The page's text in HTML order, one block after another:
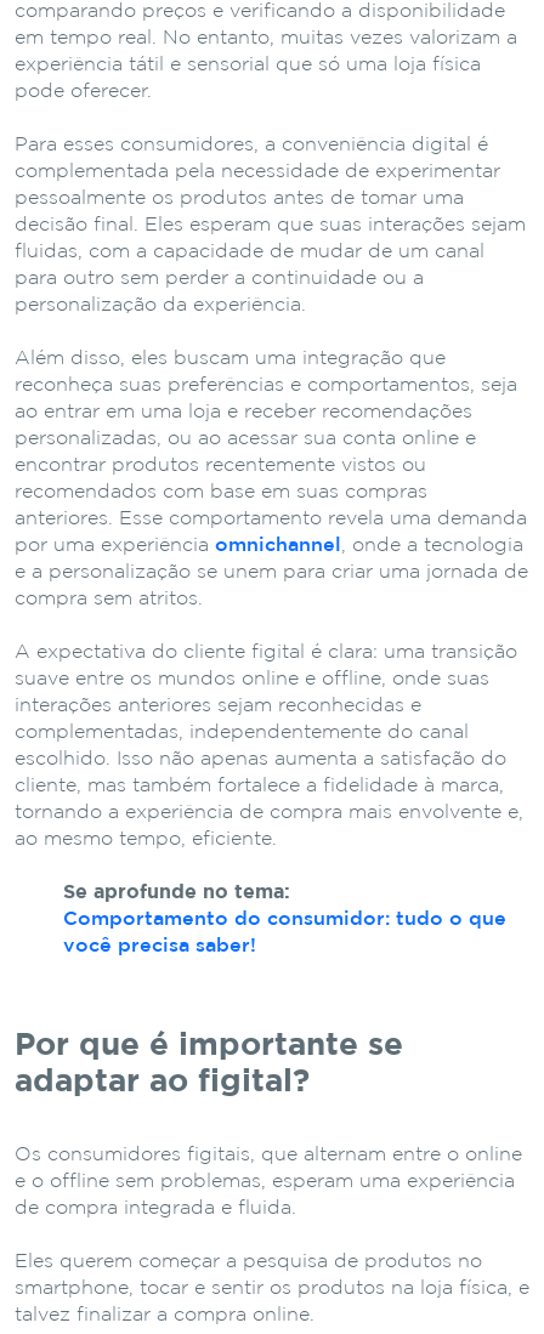
comparando preços e verificando a disponibilidade
em tempo real. No entanto, muitas vezes valorizam a
experiência tátil e sensorial que só uma loja física
pode oferecer.
Para esses consumidores, a conveniência digital é
complementada pela necessidade de experimentar
pessoalmente os produtos antes de tomar uma
decisão final. Eles esperam que suas interações sejam
fluidas, com a capacidade de mudar de um canal
para outro sem perder a continuidade ou a
personalização da experiência.
Além disso, eles buscam uma integração que
reconheça suas preferências e comportamentos, seja
ao entrar em uma loja e receber recomendações
personalizadas, ou ao acessar sua conta online e
encontrar produtos recentemente vistos ou
recomendados com base em suas compras
anteriores. Esse comportamento revela uma demanda
por uma experiência omnichannel
, onde a tecnologia
e a personalização se unem para criar uma jornada de
compra sem atritos.
A expectativa do cliente figital é clara: uma transição
suave entre os mundos online e offline, onde suas
interações anteriores sejam reconhecidas e
complementadas, independentemente do canal
escolhido. Isso não apenas aumenta a satisfação do
cliente, mas também fortalece a fidelidade à marca,
tornando a experiência de compra mais envolvente e,
ao mesmo tempo, eficiente.
Se aprofunde no tema:
Comportamento do consumidor: tudo o que
você precisa saber!
Por que é importante se
adaptar ao figital?
Os consumidores figitais, que alternam entre o online
e o offline sem problemas, esperam uma experiência
de compra integrada e fluida.
Eles querem começar a pesquisa de produtos no
smartphone, tocar e sentir os produtos na loja física, e
talvez finalizar a compra online.